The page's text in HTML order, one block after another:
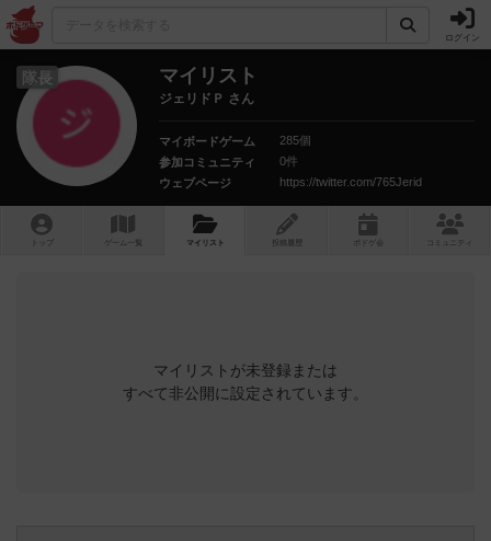
ログイン
隊長 マイリスト
ジェリドＰ さん
マイボードゲーム
285個
参加コミュニティ
0件
ウェブページ
https://twitter.com/765Jerid
トップ ゲーム一覧 マイリスト 投稿履歴 ボ ドゲ コミュニティ
マイリストが未登録または
すべて非公開に設定されています。